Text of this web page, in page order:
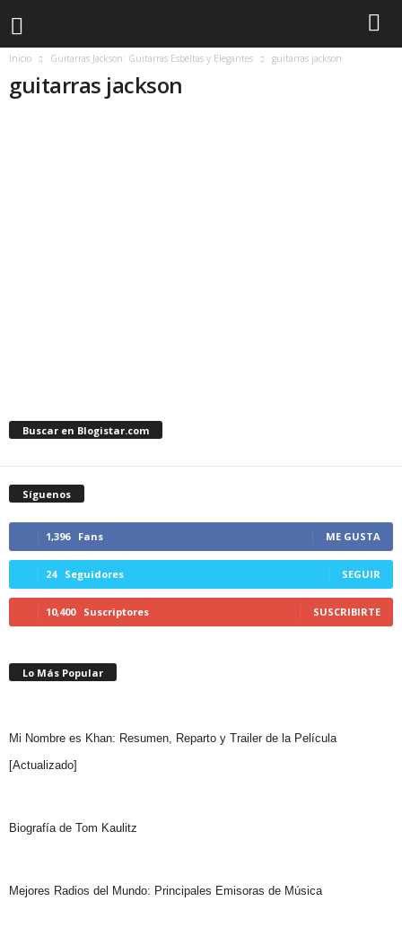
Inicio Guitarras Jackson: Guitarras Esbeltas y Elegantes guitarras jackson
guitarras jackson
Buscar en Blogistar.com
Síguenos
1,396 Fans ME GUSTA
24 Seguidores SEGUIR
10,400 Suscriptores SUSCRIBIRTE
Lo Más Popular
Mi Nombre es Khan: Resumen, Reparto y Trailer de la Película
[Actualizado]
Biografía de Tom Kaulitz
Mejores Radios del Mundo: Principales Emisoras de Música